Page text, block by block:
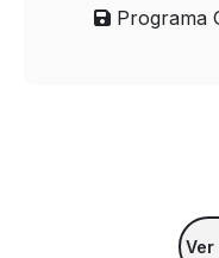
Programa
Ver